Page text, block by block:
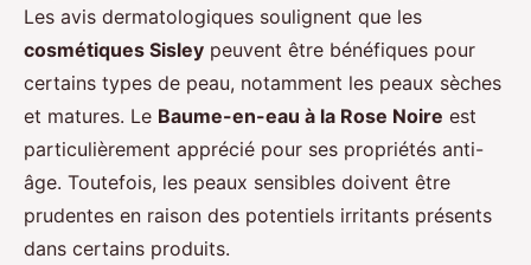
Les avis dermatologiques soulignent que les
cosmétiques Sisley peuvent être bénéfiques pour
certains types de peau, notamment les peaux sèches
et matures. Le Baume-en-eau à la Rose Noire est
particulièrement apprécié pour ses propriétés anti-
âge. Toutefois, les peaux sensibles doivent être
prudentes en raison des potentiels irritants présents
dans certains produits.